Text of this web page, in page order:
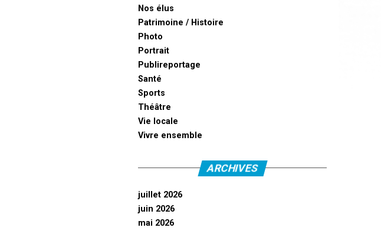
Nos élus
Patrimoine / Histoire
Photo
Portrait
Publireportage
Santé
Sports
Théâtre
Vie locale
Vivre ensemble
ARCHIVES
juillet 2026
juin 2026
mai 2026